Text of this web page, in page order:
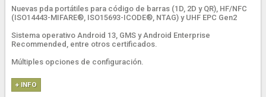
Nuevas pda portátiles para código de barras (1D, 2D y QR), HF/NFC
(ISO14443-MIFARE®, ISO15693-ICODE®, NTAG) y UHF EPC Gen2
Sistema operativo Android 13, GMS y Android Enterprise
Recommended, entre otros certificados.
Múltiples opciones de configuración.
+ INFO